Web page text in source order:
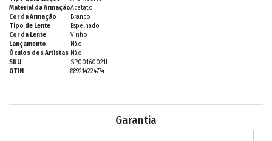
Material da ArmaçãoAcetato
Cor da Armação
Branco
Tipo de Lente
Espelhado
Cor da Lente
Vinho
Lançamento
Não
Óculos dos Artistas Não
SKU
SP00160021L
GTIN
889214224774
Garantia